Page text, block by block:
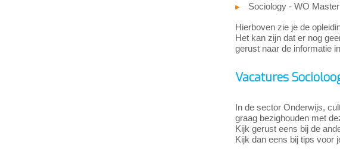
Sociology - WO Master
Hierboven zie je de
Het kan zijn dat er nog
gerust naar de informatie
Vacatures
In de sector Onderwijs,
graag bezighouden met
Kijk gerust eens bij de
Kijk dan eens bij tips voor